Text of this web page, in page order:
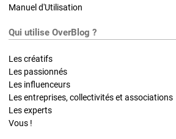
Manuel d'Utilisation
Qui utilise OverBlog ?
Les créatifs
Les passionnés
Les influenceurs
Les entreprises, collectivités et associations
Les experts
Vous !